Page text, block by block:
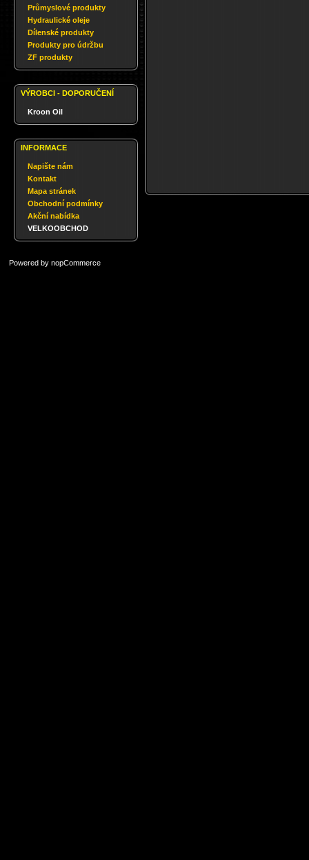
Průmyslové produkty
Hydraulické oleje
Dílenské produkty
Produkty pro údržbu
ZF produkty
VÝROBCI - DOPORUČENÍ
Kroon Oil
INFORMACE
Napište nám
Kontakt
Mapa stránek
Obchodní podmínky
Akční nabídka
VELKOOBCHOD
Powered by nopCommerce